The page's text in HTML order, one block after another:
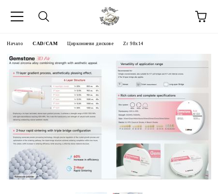
Начало CAD/CAM Циркониеви дискове Zr 98x14